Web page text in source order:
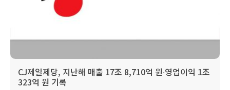
CJ제일제당, 지난해 매출 17조 8,710억 원∙영업이익 1조
323억 원 기록